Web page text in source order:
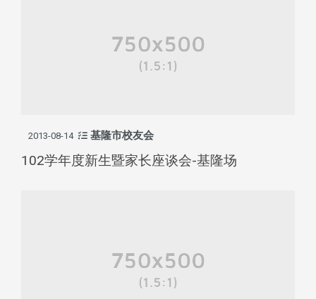
2013-08-14 基隆市校友会
102学年度新生暨家长座谈会-基隆场